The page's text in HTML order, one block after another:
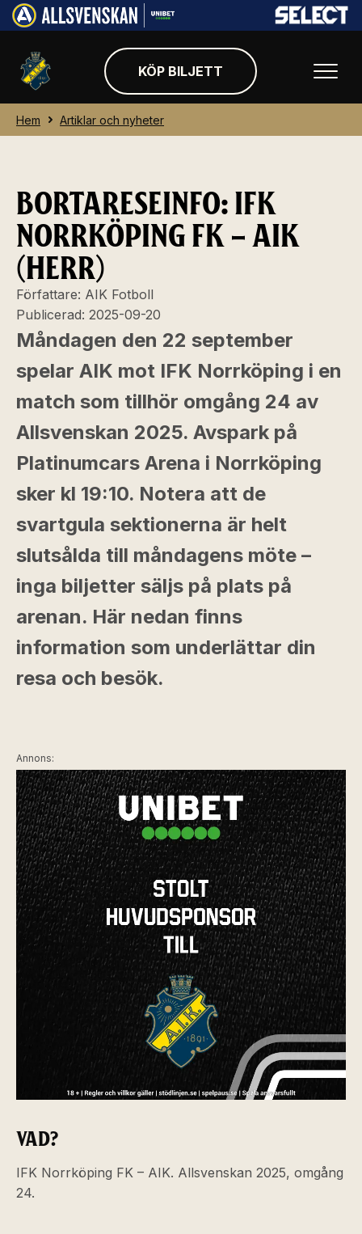
KÖP BILJETT
Hem Artiklar och nyheter
BORTARESEINFO: IFK
NORRKÖPING FK – AIK
(HERR)
Författare: AIK Fotboll
Publicerad: 2025-09-20
Måndagen den 22 september
spelar AIK mot IFK Norrköping i en
match som tillhör omgång 24 av
Allsvenskan 2025. Avspark på
Platinumcars Arena i Norrköping
sker kl 19:10. Notera att de
svartgula sektionerna är helt
slutsålda till måndagens möte –
inga biljetter säljs på plats på
arenan. Här nedan finns
information som underlättar din
resa och besök.
Annons:
VAD?
IFK Norrköping FK – AIK. Allsvenskan 2025, omgång
24.